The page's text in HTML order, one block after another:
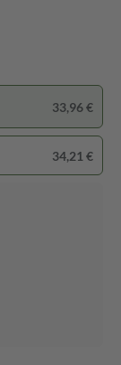
33,96 €
34,21 €